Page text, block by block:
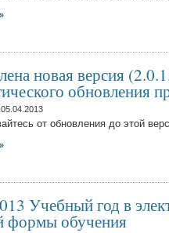
новая версия
обновления
05.04.2013
от обновления до этой
Учебный год в
формы обучения